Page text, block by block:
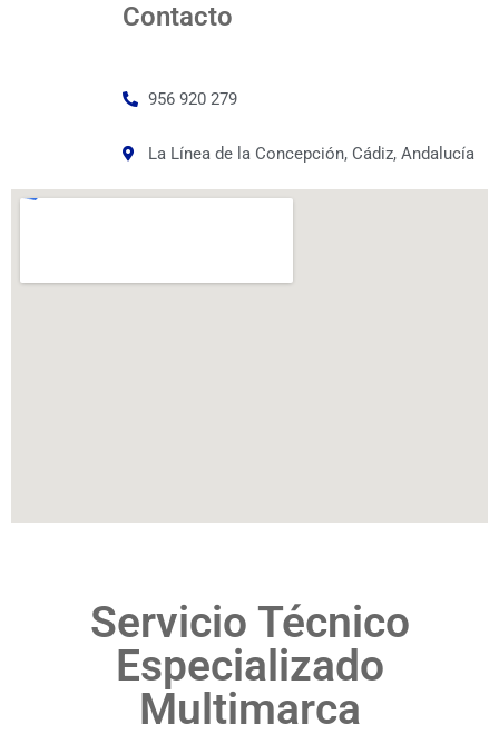
Contacto
956 920 279
La Línea de la Concepción, Cádiz, Andalucía
Servicio Técnico
Especializado
Multimarca